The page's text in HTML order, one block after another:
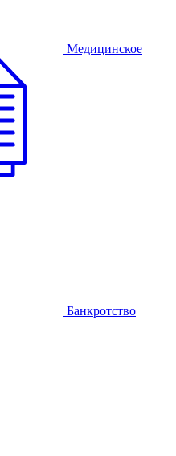
Медицинское
Банкротство